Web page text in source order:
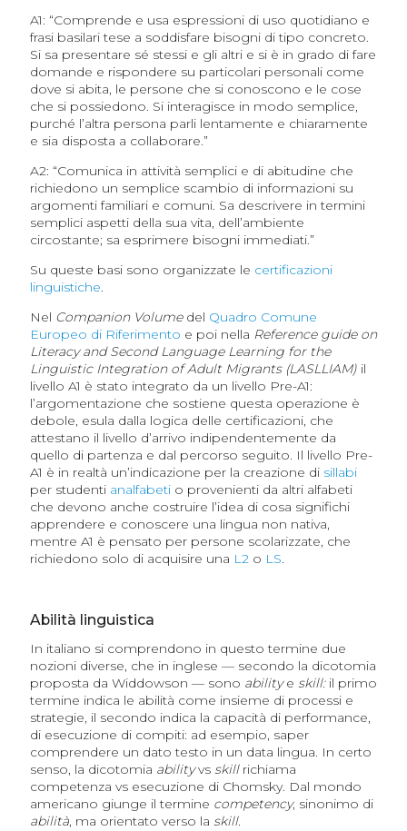
A1: “Comprende e usa espressioni di uso quotidiano e
frasi basilari tese a soddisfare bisogni di tipo concreto.
Si sa presentare sé stessi e gli altri e si è in grado di fare
domande e rispondere su particolari personali come
dove si abita, le persone che si conoscono e le cose
che si possiedono. Si interagisce in modo semplice,
purché l’altra persona parli lentamente e chiaramente
e sia disposta a collaborare.”
A2: “Comunica in attività semplici e di abitudine che
richiedono un semplice scambio di informazioni su
argomenti familiari e comuni. Sa descrivere in termini
semplici aspetti della sua vita, dell’ambiente
circostante; sa esprimere bisogni immediati.”
Su queste basi sono organizzate le certificazioni
linguistiche.
Nel Companion Volume del Quadro Comune
Europeo di Riferimento e poi nella Reference guide on
Literacy and Second Language Learning for the
Linguistic Integration of Adult Migrants (LASLLIAM)il
livello A1 è stato integrato da un livello Pre-A1:
l’argomentazione che sostiene questa operazione è
debole, esula dalla logica delle certificazioni, che
attestano il livello d’arrivo indipendentemente da
quello di partenza e dal percorso seguito. Il livello Pre-
A1 è in realtà un’indicazione per la creazione di sillabi
per studenti analfabetio provenienti da altri alfabeti
che devono anche costruire l’idea di cosa significhi
apprendere e conoscere una lingua non nativa,
mentre A1 è pensato per persone scolarizzate, che
richiedono solo di acquisire una L2o LS.
Abilità linguistica
In italiano si comprendono in questo termine due
nozioni diverse, che in inglese — secondo la dicotomia
proposta da Widdowson — sono abilitye skill: il primo
termine indica le abilità come insieme di processi e
strategie, il secondo indica la capacità di performance,
di esecuzione di compiti: ad esempio, saper
comprendere un dato testo in un data lingua. In certo
senso, la dicotomia abilityvs skillrichiama
competenza vs esecuzione di Chomsky. Dal mondo
americano giunge il termine competency, sinonimo di
abilità, ma orientato verso la skill.